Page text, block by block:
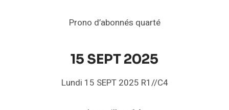
Prono d’abonnés quarté
15 SEPT 2025
Lundi 15 SEPT 2025 R1//C4